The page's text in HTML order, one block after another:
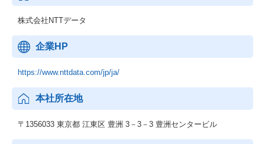
株式会社NTTデータ
企業HP
https://www.nttdata.com/jp/ja/
本社所在地
〒1356033 東京都 江東区 豊洲 3－3－3 豊洲センタービル